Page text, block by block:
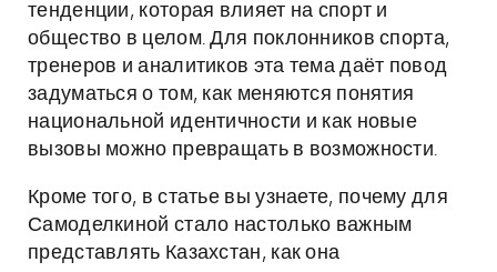
тенденции, которая влияет на спорт и
общество в целом. Для поклонников спорта,
тренеров и аналитиков эта тема даёт повод
задуматься о том, как меняются понятия
национальной идентичности и как новые
вызовы можно превращать в возможности.
Кроме того, в статье вы узнаете, почему для
Самоделкиной стало настолько важным
представлять Казахстан, как она